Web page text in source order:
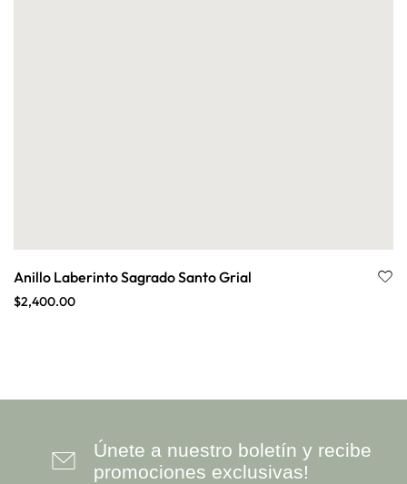
Anillo Laberinto Sagrado Santo Grial
$2,400.00
Únete a nuestro boletín y recibe
promociones exclusivas!